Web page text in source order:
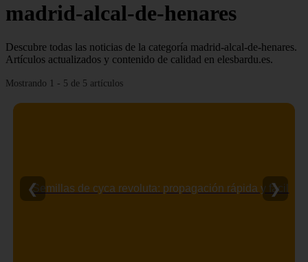
madrid-alcal-de-henares
Descubre todas las noticias de la categoría madrid-alcal-de-henares.
Artículos actualizados y contenido de calidad en elesbardu.es.
Mostrando 1 - 5 de 5 artículos
Semillas de cyca revoluta: propagación rápida y fácil
❮ ❯